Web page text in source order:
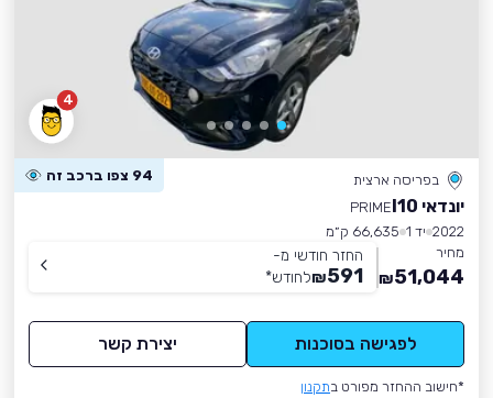
4
בפריסה ארצית 94 צפו ברכב זה
יונדאי I10
PRIME
2022 יד 1
66,635 ק״מ
מחיר
51,044
₪
החזר חודשי מ-
591
₪לחודש*
לפגישה בסוכנות יצירת קשר
*חישוב ההחזר מפורט בתקנון